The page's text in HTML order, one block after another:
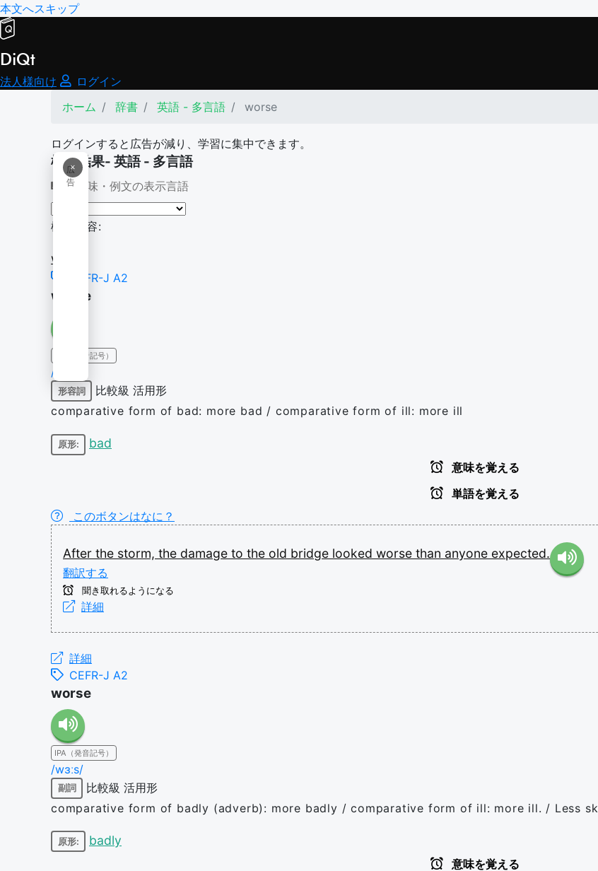
本文へスキップ
DiQt
法人様向け
ログイン
ホーム
辞書 英語 - 多言語 worse
ログインすると広告が減り、学習に集中できます。
×
広
告
検索結果- 英語 - 多言語
意味・例文の表示言語
検索内容:
worse
CEFR-J A2
worse
IPA（発音記号）
/wɜːs/
形容詞 比較級 活用形
comparative form of bad: more bad / comparative form of ill: more ill
原形: bad
意味を覚える
単語を覚える
このボタンはなに？
After the storm, the damage to the old bridge looked worse than anyone expected.
翻訳する
聞き取れるようになる
詳細
詳細
CEFR-J A2
worse
IPA（発音記号）
/wɜːs/
副詞 比較級 活用形
comparative form of badly (adverb): more badly / comparative form of ill: more ill. / Less
原形: badly
意味を覚える